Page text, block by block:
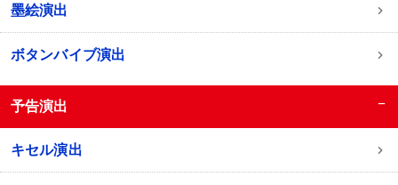
墨絵演出
ボタンバイブ演出
予告演出 −
キセル演出